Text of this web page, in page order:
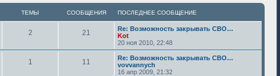
ТЕМЫ СООБЩЕНИЯ ПОСЛЕДНЕЕ СООБЩЕНИЕ
2 21
Re: Возможность закрывать СВО…
Kot
20 ноя 2010, 22:48
1 11
Re: Возможность закрывать СВО…
vovvannych
16 апр 2009, 21:32